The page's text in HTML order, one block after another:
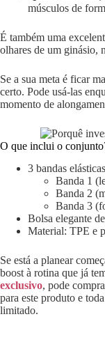
músculos de
É também uma
olhares de um ginásio,
Se a sua meta é ficar
certo. Pode usá-las
momento de
O que inclui o
3 bandas
Banda 1
Banda 2
Banda 3
Bolsa elegante
Material: TPE e
Se está a planear
boost à rotina que já
exclusivo, pode
para este produto e
limitado.